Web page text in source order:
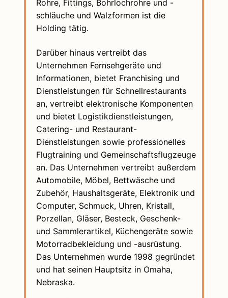
Rohre, Fittings, Bohrlochrohre und -
schläuche und Walzformen ist die
Holding tätig.
Darüber hinaus vertreibt das
Unternehmen Fernsehgeräte und
Informationen, bietet Franchising und
Dienstleistungen für Schnellrestaurants
an, vertreibt elektronische Komponenten
und bietet Logistikdienstleistungen,
Catering- und Restaurant-
Dienstleistungen sowie professionelles
Flugtraining und Gemeinschaftsflugzeuge
an. Das Unternehmen vertreibt außerdem
Automobile, Möbel, Bettwäsche und
Zubehör, Haushaltsgeräte, Elektronik und
Computer, Schmuck, Uhren, Kristall,
Porzellan, Gläser, Besteck, Geschenk-
und Sammlerartikel, Küchengeräte sowie
Motorradbekleidung und -ausrüstung.
Das Unternehmen wurde 1998 gegründet
und hat seinen Hauptsitz in Omaha,
Nebraska.